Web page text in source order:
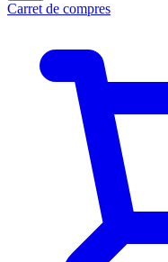
Carret de compres